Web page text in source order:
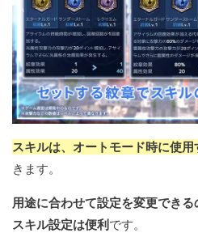
スキルは、オートモード時に使
きます。
用途に合わせて設定を変更でき
スキル設定は便利です。